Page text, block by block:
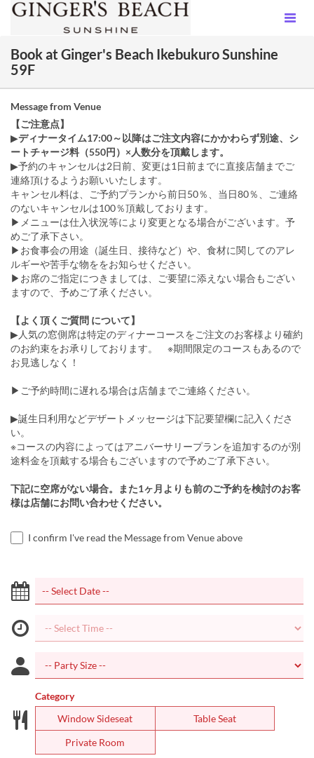
Book at Ginger's Beach Ikebukuro Sunshine
59F
Message from Venue
【ご注意点】
▶ディナータイム17:00～以降はご注文内容にかかわらず別途、シ
ートチャージ料（550円）×人数分を頂戴します。
▶予約のキャンセルは2日前、変更は1日前までに直接店舗までご
連絡頂けるようお願いいたします。
キャンセル料は、ご予約プランから前日50％、当日80％、ご連絡
のないキャンセルは100％頂戴しております。
▶メニューは仕入状況等により変更となる場合がございます。予
めご了承下さい。
▶お食事会の用途（誕生日、接待など）や、食材に関してのアレ
ルギーや苦手な物ををお知らせください。
▶お席のご指定につきましては、ご要望に添えない場合もござい
ますので、予めご了承ください。
【よく頂くご質問 について】
▶人気の窓側席は特定のディナーコースをご注文のお客様より確約
のお約束をお承りしております。 ※期間限定のコースもあるので
お見逃しなく！
▶ご予約時間に遅れる場合は店舗までご連絡ください。
▶誕生日利用などデザートメッセージは下記要望欄に記入くださ
い。
※コースの内容によってはアニバーサリープランを追加するのが別
途料金を頂戴する場合もございますので予めご了承下さい。
下記に空席がない場合。また1ヶ月よりも前のご予約を検討のお客
様は店舗にお問い合わせください。
I confirm I've read the Message from Venue above
Category
Window Sideseat
Table Seat
Private Room